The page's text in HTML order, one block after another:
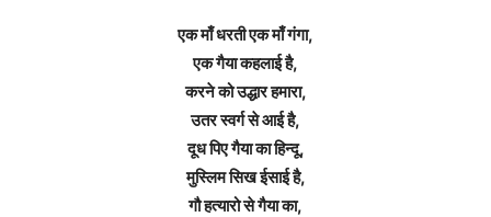
एक माँ धरती एक माँ गंगा,
एक गैया कहलाई है,
करने को उद्धार हमारा,
उतर स्वर्ग से आई है,
दूध पिए गैया का हिन्दू,
मुस्लिम सिख ईसाई है,
गौ हत्यारो से गैया का,